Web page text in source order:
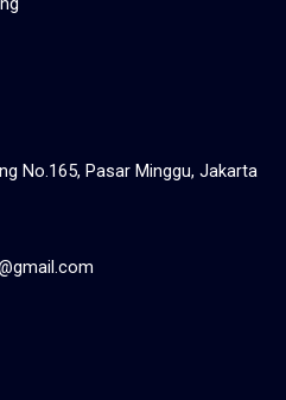
No.165, Pasar Minggu, Jakarta